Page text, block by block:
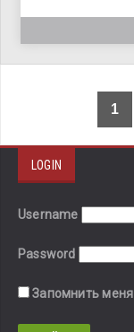
1
LOGIN
Username
Password
Запомнить меня